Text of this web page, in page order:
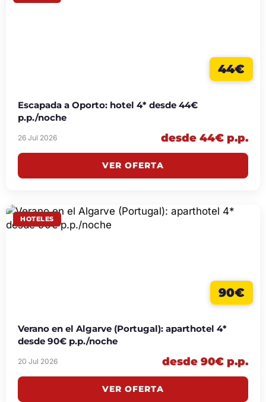
44€
Escapada a Oporto: hotel 4* desde 44€
p.p./noche
26 Jul 2026 desde 44€ p.p.
VER OFERTA
HOTELES
90€
Verano en el Algarve (Portugal): aparthotel 4*
desde 90€ p.p./noche
20 Jul 2026 desde 90€ p.p.
VER OFERTA